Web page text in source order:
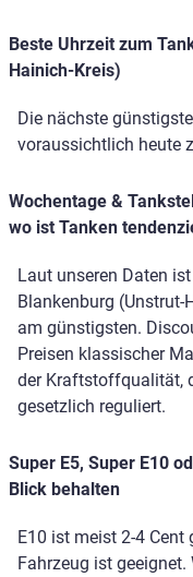
Beste Uhrzeit zum
Hainich-Kreis)
Die nächste
voraussichtlich heute
Wochentage &
wo ist Tanken
Laut unseren Daten
Blankenburg
am günstigsten.
Preisen klassischer
der Kraftstoffqualität,
gesetzlich reguliert.
Super E5, Super E10
Blick behalten
E10 ist meist 2-4
Fahrzeug ist